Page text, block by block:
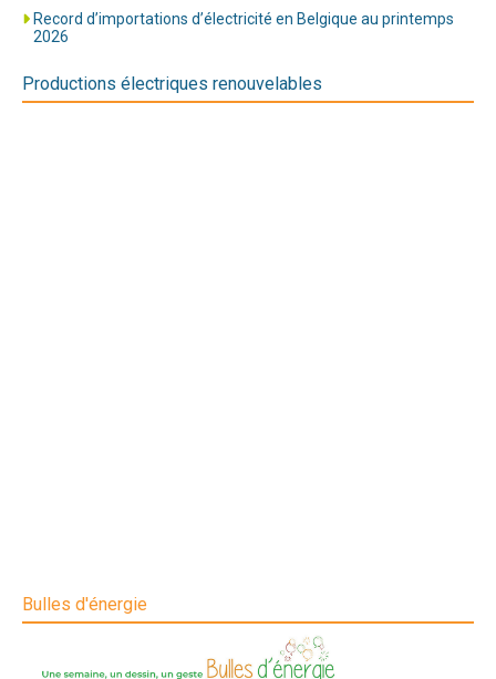
Record d’importations d’électricité en Belgique au printemps
2026
Productions électriques renouvelables
Bulles d'énergie